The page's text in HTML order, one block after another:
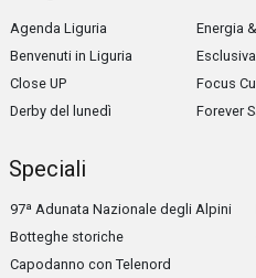
Agenda Liguria
Benvenuti in Liguria
Close UP
Derby del lunedì
Energia
Esclusiva
Focus
Forever
Speciali
97ª Adunata Nazionale degli Alpini
Botteghe storiche
Capodanno con Telenord